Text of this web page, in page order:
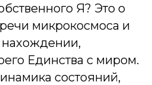
Я? Это о
микрокосмоса и
Единства с миром.
состояний,